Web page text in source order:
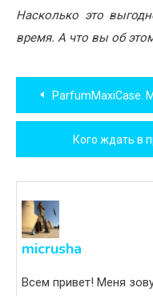
Насколько это
время. А что вы об
Навигация
по
записям
ParfumMaxiCase.
Кого ждать в
micrusha
Всем привет! Меня